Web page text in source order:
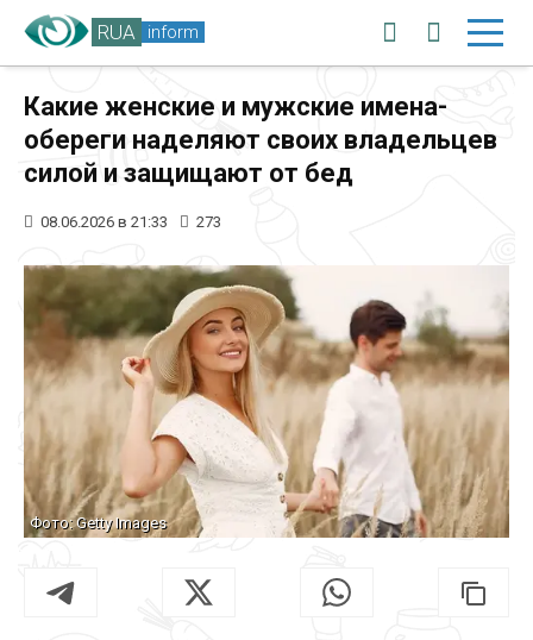
RUA inform
Какие женские и мужские имена-
обереги наделяют своих владельцев
силой и защищают от бед
08.06.2026 в 21:33 273
Фото: Getty Images